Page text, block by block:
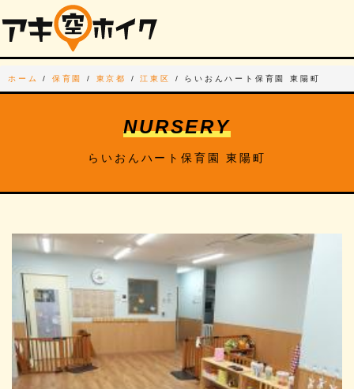
ホーム / 保育園 / 東京都 /江東区 / らいおんハート保育園 東陽町
NURSERY
らいおんハート保育園 東陽町